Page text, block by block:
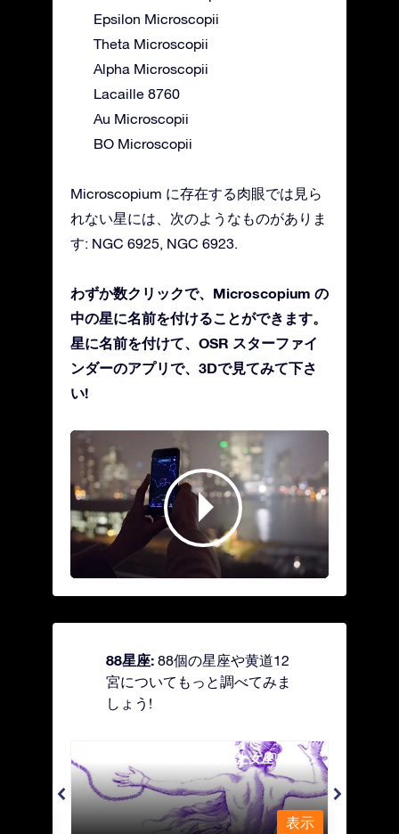
Epsilon Microscopii
Theta Microscopii
Alpha Microscopii
Lacaille 8760
Au Microscopii
BO Microscopii
Microscopium に存在する肉眼では見ら
れない星には、次のようなものがありま
す: NGC 6925, NGC 6923.
わずか数クリックで、Microscopium の
中の星に名前を付けることができます。
星に名前を付けて、OSR スターファイ
ンダーのアプリで、3Dで見てみて下さ
い!
88星座: 88個の星座や黄道12
宮についてもっと調べてみま
しょう!
Andromeda - 鎖で縛られた女座
表示